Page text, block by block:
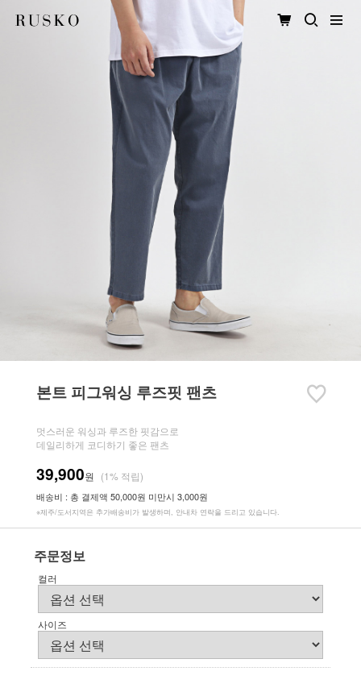
본트 피그워싱 루즈핏 팬츠
멋스러운 워싱과 루즈한 핏감으로
데일리하게 코디하기 좋은 팬츠
39,900원 (1% 적립)
배송비 : 총 결제액 50,000원 미만시 3,000원
※제주/도서지역은 추가배송비가 발생하며, 안내차 연락을 드리고 있습니다.
주문정보
컬러
사이즈